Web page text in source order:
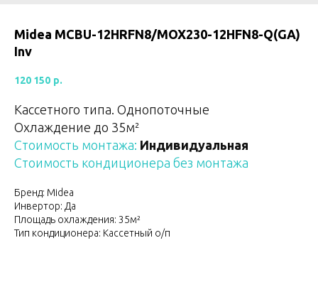
Midea MCBU-12HRFN8/MOX230-12HFN8-Q(GA)
Inv
120 150 р.
Кассетного типа. Однопоточные
Охлаждение до 35м²
Стоимость монтажа: Индивидуальная
Стоимость кондиционера без монтажа
Бренд: Midea
Инвертор: Да
Площадь охлаждения: 35м²
Тип кондиционера: Кассетный о/п